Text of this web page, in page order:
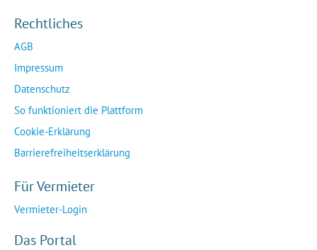
Rechtliches
AGB
Impressum
Datenschutz
So funktioniert die Plattform
Cookie-Erklärung
Barrierefreiheitserklärung
Für Vermieter
Vermieter-Login
Das Portal